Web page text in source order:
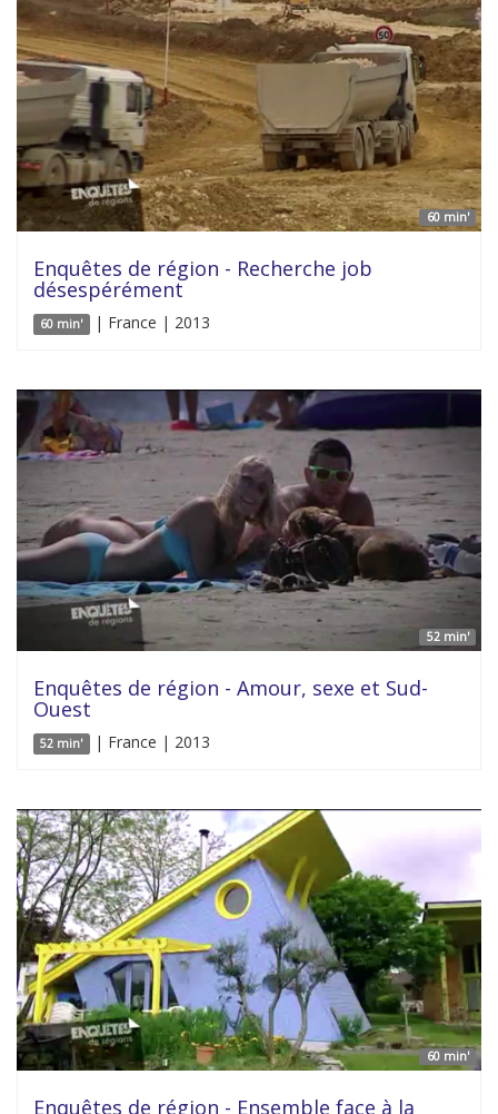
60 min'
Enquêtes de région - Recherche job
désespérément
60 min' | France | 2013
52 min'
Enquêtes de région - Amour, sexe et Sud-
Ouest
52 min' | France | 2013
60 min'
Enquêtes de région - Ensemble face à la